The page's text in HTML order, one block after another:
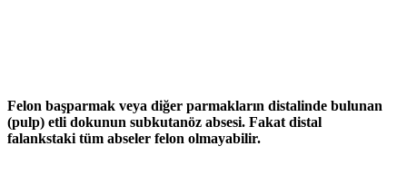
Felon başparmak veya diğer parmakların distalinde bulunan
(pulp) etli dokunun subkutanöz absesi. Fakat distal
falankstaki tüm abseler felon olmayabilir.